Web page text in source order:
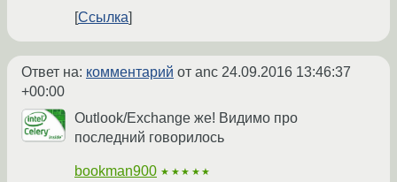
Ссылка
Ответ на: комментарий от anc 24.09.2016 13:46:37
+00:00
Outlook/Exchange же! Видимо про
последний говорилось
bookman900 ★★★★★